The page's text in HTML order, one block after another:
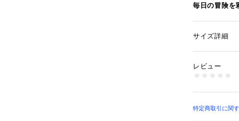
毎日の冒険を
・存在感抜群
アウターを脱
リラックス感
性別：キッズ
リブ部分: ポ
生産国：バン
A53-25442 （
サイズ詳細
レビュー
特定商取引に関